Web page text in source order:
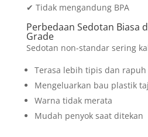
✔ Tidak mengandung BPA
Perbedaan Sedotan Biasa
Grade
Sedotan non-standar sering
Terasa lebih tipis dan rapuh
Mengeluarkan bau plastik
Warna tidak merata
Mudah penyok saat ditekan